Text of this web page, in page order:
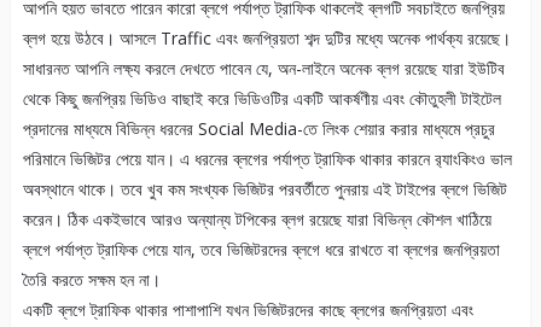
আপনি হয়ত ভাবতে পারেন কারো ব্লগে পর্যাপ্ত ট্রাফিক থাকলেই ব্লগটি সবচাইতে জনপ্রিয়
ব্লগ হয়ে উঠবে। আসলে Traffic এবং জনপ্রিয়তা শব্দ দুটির মধ্যে অনেক পার্থক্য রয়েছে।
সাধারনত আপনি লক্ষ্য করলে দেখতে পাবেন যে, অন-লাইনে অনেক ব্লগ রয়েছে যারা ইউটিব
থেকে কিছু জনপ্রিয় ভিডিও বাছাই করে ভিডিওটির একটি আকর্ষণীয় এবং কৌতুহলী টাইটেল
প্রদানের মাধ্যমে বিভিন্ন ধরনের Social Media-তে লিংক শেয়ার করার মাধ্যমে প্রচুর
পরিমানে ভিজিটর পেয়ে যান। এ ধরনের ব্লগের পর্যাপ্ত ট্রাফিক থাকার কারনে র‌্যাংকিংও ভাল
অবস্থানে থাকে। তবে খুব কম সংখ্যক ভিজিটর পরবর্তীতে পুনরায় এই টাইপের ব্লগে ভিজিট
করেন। ঠিক একইভাবে আরও অন্যান্য টপিকের ব্লগ রয়েছে যারা বিভিন্ন কৌশল খাঠিয়ে
ব্লগে পর্যাপ্ত ট্রাফিক পেয়ে যান, তবে ভিজিটরদের ব্লগে ধরে রাখতে বা ব্লগের জনপ্রিয়তা
তৈরি করতে সক্ষম হন না।
একটি ব্লগে ট্রাফিক থাকার পাশাপাশি যখন ভিজিটরদের কাছে ব্লগের জনপ্রিয়তা এবং